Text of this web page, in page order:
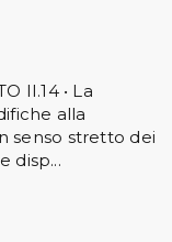
II.14 • La
alla
senso stretto dei
disp...